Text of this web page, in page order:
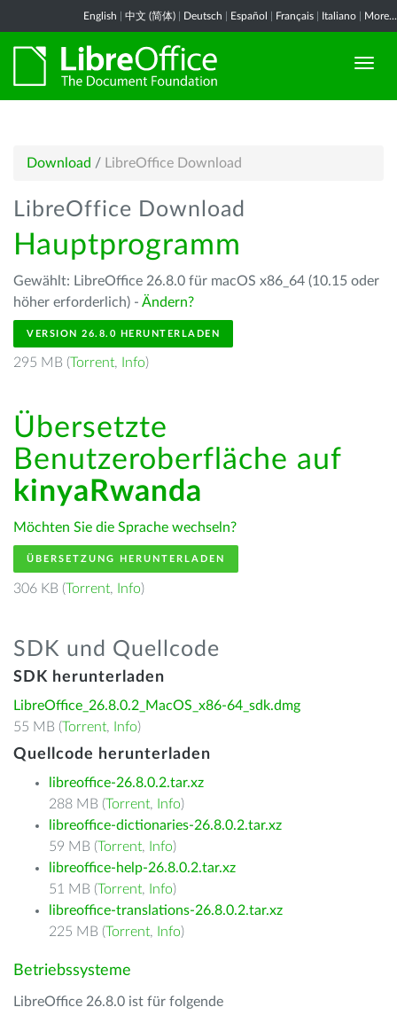
English 中文 (简体) Deutsch Español Français Italiano More...
Download / LibreOffice Download
LibreOffice Download
Hauptprogramm
Gewählt: LibreOffice 26.8.0 für macOS x86_64 (10.15 oder
höher erforderlich) - Ändern?
VERSION 26.8.0 HERUNTERLADEN
295 MB (Torrent, Info)
Übersetzte
Benutzeroberfläche auf
kinyaRwanda
Möchten Sie die Sprache wechseln?
ÜBERSETZUNG HERUNTERLADEN
306 KB (Torrent, Info)
SDK und Quellcode
SDK herunterladen
LibreOffice_26.8.0.2_MacOS_x86-64_sdk.dmg
55 MB (Torrent, Info)
Quellcode herunterladen
libreoffice-26.8.0.2.tar.xz
288 MB (Torrent, Info)
libreoffice-dictionaries-26.8.0.2.tar.xz
59 MB (Torrent, Info)
libreoffice-help-26.8.0.2.tar.xz
51 MB (Torrent, Info)
libreoffice-translations-26.8.0.2.tar.xz
225 MB (Torrent, Info)
Betriebssysteme
LibreOffice 26.8.0 ist für folgende